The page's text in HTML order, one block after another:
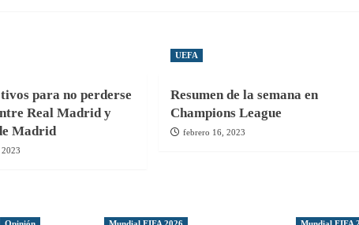
para no perderse
Real Madrid y
Madrid
UEFA
Resumen de la semana en
Champions League
febrero 16, 2023